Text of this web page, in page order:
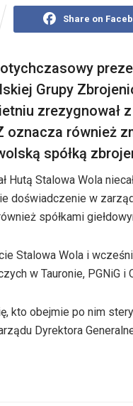
Share on
Grupy
zrezygnował
oznacza również
spółką
Hutą Stalowa Wola
doświadczenie w
spółkami
Stalowa Wola i
w Tauronie, PGNiG i
kto obejmie po nim
Dyrektora